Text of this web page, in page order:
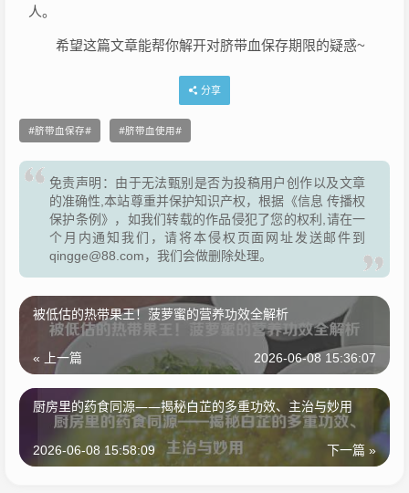
人。
希望这篇文章能帮你解开对脐带血保存期限的疑惑~
分享
脐带血保存 脐带血使用
免责声明：由于无法甄别是否为投稿用户创作以及文章
的准确性,本站尊重并保护知识产权，根据《信息 传播权
保护条例》，如我们转载的作品侵犯了您的权利,请在一
个月内通知我们，请将本侵权页面网址发送邮件到
qingge@88.com，我们会做删除处理。
被低估的热带果王！菠萝蜜的营养功效全解析
« 上一篇 2026-06-08 15:36:07
厨房里的药食同源——揭秘白芷的多重功效、主治与妙用
下一篇 »
2026-06-08 15:58:09